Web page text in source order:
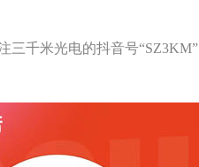
三千米光电的抖音号“SZ3KM”